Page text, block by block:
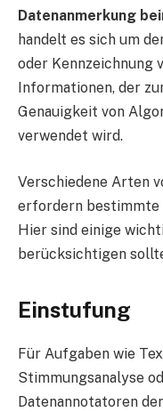
Datenanmerkung
handelt es sich um
oder Kennzeichnung
Informationen, der
Genauigkeit von
verwendet wird.
Verschiedene Arten
erfordern bestimmte
Hier sind einige
berücksichtigen
Einstufung
Für Aufgaben wie
Stimmungsanalyse
Datenannotatoren